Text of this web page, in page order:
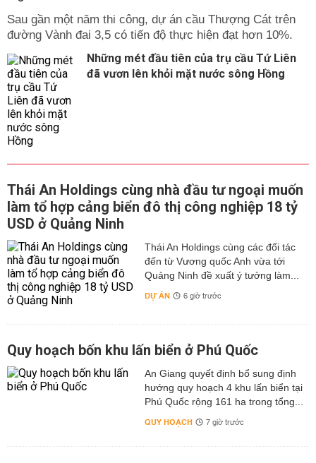
Sau gần một năm thi công, dự án cầu Thượng Cát trên
đường Vành đai 3,5 có tiến độ thực hiện đạt hơn 10%.
Những mét đầu tiên của trụ cầu Tứ Liên
đã vươn lên khỏi mặt nước sông Hồng
Thái An Holdings cùng nhà đầu tư ngoại muốn
làm tổ hợp cảng biển đô thị công nghiệp 18 tỷ
USD ở Quảng Ninh
Thái An Holdings cùng các đối tác
đến từ Vương quốc Anh vừa tới
Quảng Ninh đề xuất ý tưởng làm...
DỰ ÁN 6 giờ trước
Quy hoạch bốn khu lấn biển ở Phú Quốc
An Giang quyết định bổ sung định
hướng quy hoạch 4 khu lấn biển tại
Phú Quốc rộng 161 ha trong tổng...
QUY HOẠCH 7 giờ trước